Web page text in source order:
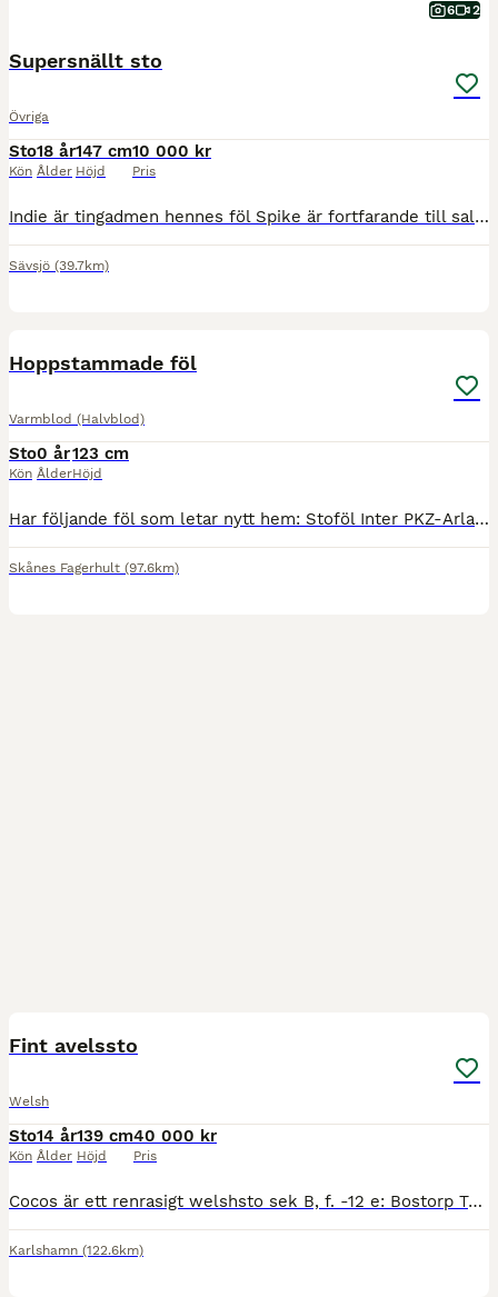
6 2
Supersnällt sto
Övriga
Sto
Kön
18 år
Ålder
147 cm
Höjd
10 000 kr
Pris
Indie är tingadmen hennes föl Spike är fortfarande till salu!! Indie är en Triangelmärkt D ponny som passar till avel eller promenadridning. Hon går att rida på men skall inte hoppa mer eller tränas
Sävsjö (39.7km)
Hoppstammade föl
Varmblod (Halvblod)
Sto
Kön
0 år
Ålder
123 cm
Höjd
Har följande föl som letar nytt hem: Stoföl Inter PKZ-Arlando Z-Cortez Mamman tävlad upp till svår hoppning, flera syskon som går msv. 55’ Stoföl ”🎀Märta🎀” Inter PKZ-Niveau-Irco Mena Mamman tä
Skånes Fagerhult (97.6km)
Fint avelssto
Welsh
Sto
Kön
14 år
Ålder
139 cm
Höjd
40 000 kr
Pris
Cocos är ett renrasigt welshsto sek B, f. -12 e: Bostorp Tuborg, ue: Thornwood Royalist. Cocos har tidigare fått ett föl och sedan gått som sällskapsponny. https://www.blabasen.se/sh/SokHast?a=visa
Karlshamn (122.6km)